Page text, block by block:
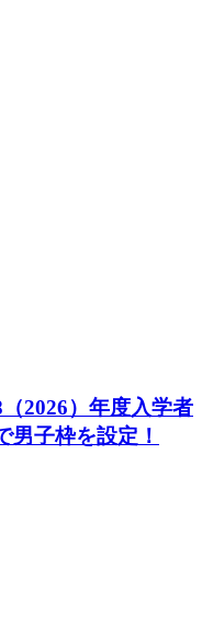
2026）年度入学者
男子枠を設定！